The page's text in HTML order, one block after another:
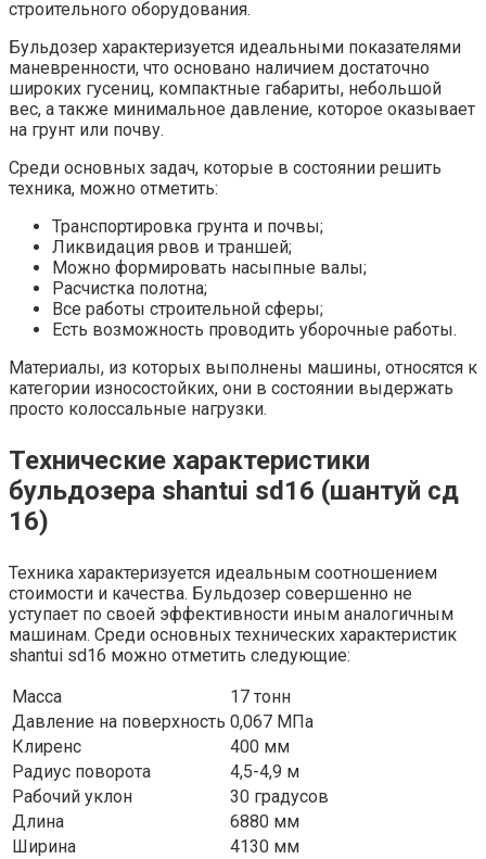
строительного оборудования.
Бульдозер характеризуется идеальными показателями
маневренности, что основано наличием достаточно
широких гусениц, компактные габариты, небольшой
вес, а также минимальное давление, которое оказывает
на грунт или почву.
Среди основных задач, которые в состоянии решить
техника, можно отметить:
Транспортировка грунта и почвы;
Ликвидация рвов и траншей;
Можно формировать насыпные валы;
Расчистка полотна;
Все работы строительной сферы;
Есть возможность проводить уборочные работы.
Материалы, из которых выполнены машины, относятся к
категории износостойких, они в состоянии выдержать
просто колоссальные нагрузки.
Технические характеристики
бульдозера shantui sd16 (шантуй сд
16)
Техника характеризуется идеальным соотношением
стоимости и качества. Бульдозер совершенно не
уступает по своей эффективности иным аналогичным
машинам. Среди основных технических характеристик
shantui sd16 можно отметить следующие:
Масса
17 тонн
Давление на поверхность 0,067 МПа
Клиренс
400 мм
Радиус поворота
4,5-4,9 м
Рабочий уклон
30 градусов
Длина
6880 мм
Ширина
4130 мм